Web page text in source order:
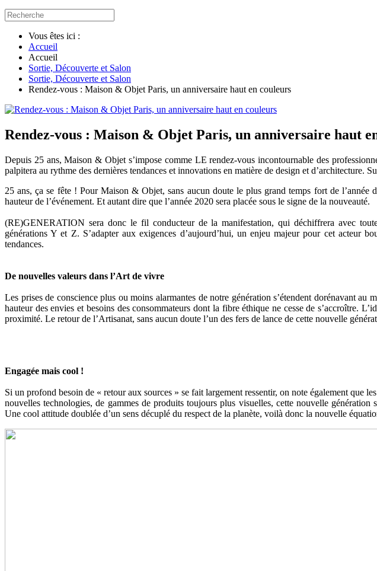
Vous êtes ici :
Accueil
Accueil
Sortie, Découverte et Salon
Sortie, Découverte et Salon
Rendez-vous : Maison & Objet Paris, un anniversaire haut en couleurs
Rendez-vous : Maison & Objet Paris, un anniversaire haut
Depuis 25 ans, Maison & Objet s’impose comme LE rendez-vous incontournable des
palpitera au rythme des dernières tendances et innovations en matière de design et d’architecture.
25 ans, ça se fête ! Pour Maison & Objet, sans aucun doute le plus grand temps fort de l’année
hauteur de l’événement. Et autant dire que l’année 2020 sera placée sous le signe de la nouveauté.
(RE)GENERATION sera donc le fil conducteur de la manifestation, qui déchiffrera avec
générations Y et Z. S’adapter aux exigences d’aujourd’hui, un enjeu majeur pour cet acteur
tendances.
De nouvelles valeurs dans l’Art de vivre
Les prises de conscience plus ou moins alarmantes de notre génération s’étendent dorénavant
hauteur des envies et besoins des consommateurs dont la fibre éthique ne cesse de s’accroître.
proximité. Le retour de l’Artisanat, sans aucun doute l’un des fers de lance de cette nouvelle
Engagée mais cool !
Si un profond besoin de « retour aux sources » se fait largement ressentir, on note également que
nouvelles technologies, de gammes de produits toujours plus visuelles, cette nouvelle
Une cool attitude doublée d’un sens décuplé du respect de la planète, voilà donc la nouvelle